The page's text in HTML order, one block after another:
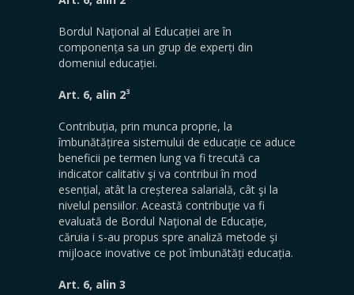
Bordul Naţional al Educației are în
componența sa un grup de experți din
domeniul educației.
Art. 6, alin 23
Contribuția, prin munca proprie, la
îmbunătățirea sistemului de educație ce aduce
beneficii pe termen lung va fi trecută ca
indicator calitativ şi va contribui în mod
esențial, atât la creșterea salarială, cât şi la
nivelul pensiilor. Această contribuţie va fi
evaluată de Bordul Naţional de Educație,
căruia i s-au propus spre analiză metode şi
mijloace inovative ce pot îmbunătăți educația.
Art. 6, alin 3